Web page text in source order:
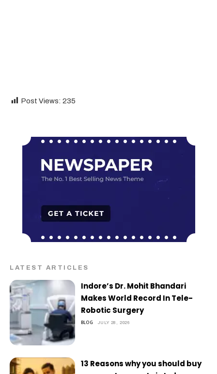
Post Views: 235
LATEST ARTICLES
Indore’s Dr. Mohit Bhandari
Makes World Record In Tele-
Robotic Surgery
BLOG JULY 28, 2026
13 Reasons why you should buy